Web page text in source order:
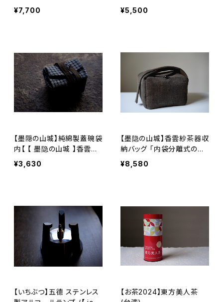
¥7,700
Mountain Tea Atelier】T
ea Caddy Pouch
¥5,500
【墨隠の山城】純綿製蓋碗袋
内【 【 墨隐の山城 】香雲紗
植物染仕覆 めカップ袋 【 In
k & Mountain Tea Atelie
¥3,630
【墨隐の山城】香雲紗茶器収
納バッグ 「内袋分離式のア
ウトドアティーバッグ」
¥8,580
【いちぶつ】五德 ステンレス
【お茶2024】東方美人茶